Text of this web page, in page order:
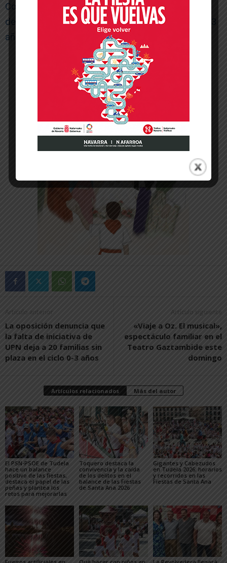
Contigo Tudela denuncia que la falta de iniciativa
de UPN deja a 20 familias sin plaza en el ciclo 0-3
años
-- Publicidad --
Artículo anterior
La oposición denuncia que
la falta de iniciativa de
UPN deja a 20 familias sin
plaza en el ciclo 0-3 años
Artículo siguiente
«Viaje a Oz. El musical»,
espectáculo familiar en el
Teatro Gaztambide este
domingo
Artículos relacionados Más del autor
El PSN-PSOE de Tudela
hace un balance
positivo de las fiestas,
destaca el papel de las
peñas y plantea los
retos para mejorarlas
Toquero destaca la
convivencia y la caída
de los delitos en el
balance de las Fiestas
de Santa Ana 2026
Gigantes y Cabezudos
en Tudela 2026: horarios
y recorridos en las
Fiestas de Santa Ana